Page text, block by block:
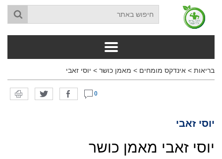
בריאות > אינדקס מומחים > מאמן כושר > יוסי זאבי
0
יוסי זאבי
יוסי זאבי מאמן כושר